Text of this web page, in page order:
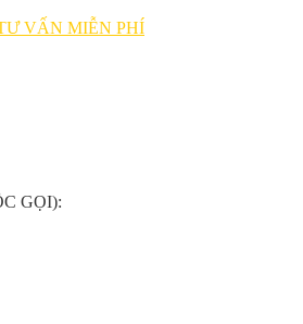
VẤN MIỄN PHÍ
GỌI):